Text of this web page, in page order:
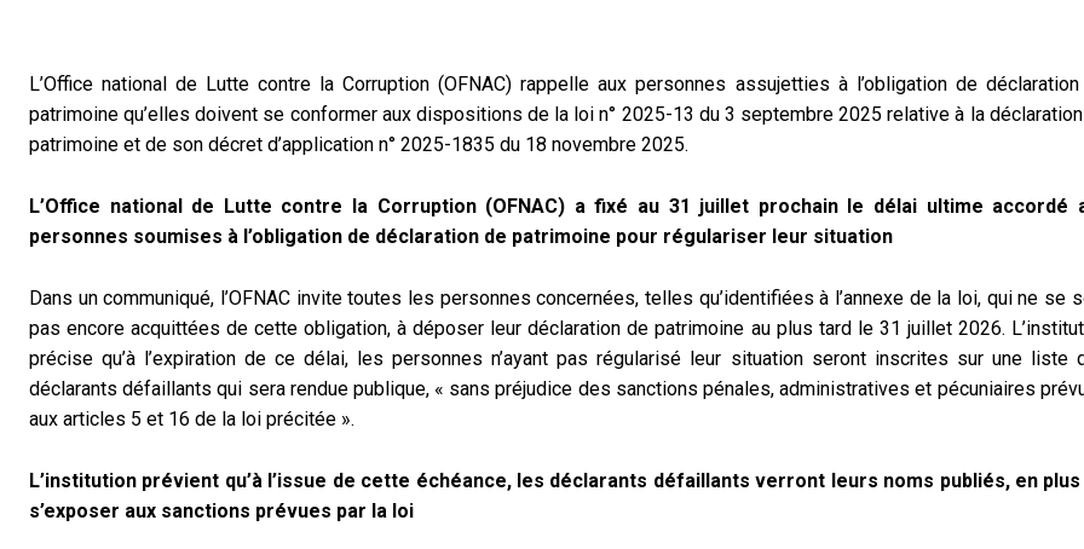
L’Office national de Lutte contre la Corruption (OFNAC) rappelle aux personnes assujetties à l’obligation de
patrimoine qu’elles doivent se conformer aux dispositions de la loi n° 2025-13 du 3 septembre 2025 relative à la
patrimoine et de son décret d’application n° 2025-1835 du 18 novembre 2025.
L’Office national de Lutte contre la Corruption (OFNAC) a fixé au 31 juillet prochain le délai ultime accordé
personnes soumises à l’obligation de déclaration de patrimoine pour régulariser leur situation
Dans un communiqué, l’OFNAC invite toutes les personnes concernées, telles qu’identifiées à l’annexe de la loi, qui ne se
pas encore acquittées de cette obligation, à déposer leur déclaration de patrimoine au plus tard le 31 juillet 2026.
précise qu’à l’expiration de ce délai, les personnes n’ayant pas régularisé leur situation seront inscrites sur une liste
déclarants défaillants qui sera rendue publique, « sans préjudice des sanctions pénales, administratives et pécuniaires
aux articles 5 et 16 de la loi précitée ».
L’institution prévient qu’à l’issue de cette échéance, les déclarants défaillants verront leurs noms publiés, en plus
s’exposer aux sanctions prévues par la loi